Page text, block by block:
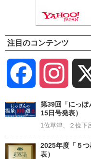
注目のコンテンツ
Facebook
第39回「にっぽ
15日号発表）
1位草津、２位下
2025年度「５
表）